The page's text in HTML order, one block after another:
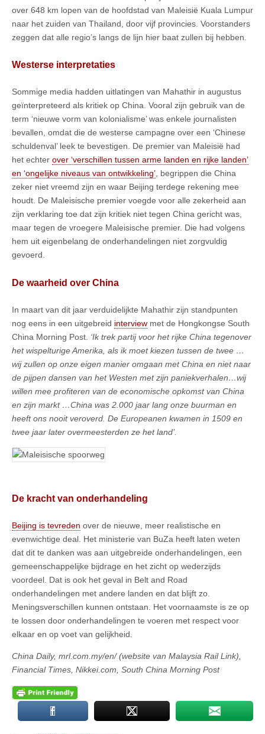
over 648 km lopen van de hoofdstad van Maleisië Kuala Lumpur
naar het zuiden van Thailand, door vijf provincies. Voorstanders
zeggen dat alle regio’s langs de lijn hier baat zullen bij hebben.
Westerse interpretaties
Sommige media hadden uitlatingen van Mahathir in augustus
geïnterpreteerd als kritiek op China. Vooral zijn gebruik van de
term ‘nieuwe vorm van kolonialisme’ was enkele journalisten
bevallen, omdat die de westerse campagne over een ‘Chinese
schuldenval’ leek te bevestigen. De premier van Maleisië had
het echter over ‘verschillen tussen arme landen en rijke landen’
en ‘ongelijke niveaus van ontwikkeling’, begrippen die China
zeker niet vreemd zijn en waar Beijing terdege rekening mee
houdt. De Maleisische premier voegde voor alle zekerheid aan
zijn verklaring toe dat zijn kritiek niet tegen China gericht was,
maar tegen de vroegere Maleisische premier. Die had volgens
hem uit eigenbelang de onderhandelingen niet zorgvuldig
gevoerd.
De waarheid over China
In maart van dit jaar verduidelijkte Mahathir zijn standpunten
nog eens in een uitgebreid interview met de Hongkongse South
China Morning Post. ‘Ik trek partij voor het rijke China tegenover
het wispelturige Amerika, als ik moet kiezen tussen de twee …
wij zullen op onze eigen manier omgaan met China en niet naar
de pijpen dansen van het Westen met zijn paniekverhalen…wij
willen mee profiteren van de economische opkomst van China
en zijn markt …China was 2.000 jaar lang onze buurman en
heeft ons nooit veroverd. De Europeanen kwamen in 1509 en
twee jaar later overmeesterden ze het land’.
De kracht van onderhandeling
Beijing is tevreden over de nieuwe, meer realistische en
evenwichtige deal. Het ministerie van BuZa heeft laten weten
dat dit te danken was aan uitgebreide onderhandelingen, een
gemeenschappelijke bijdrage en het zicht op wederzijds
voordeel. Dat is ook het geval in Belt and Road
onderhandelingen met andere landen en dat blijft zo.
Meningsverschillen kunnen ontstaan. Het voornaamste is ze op
te lossen door onderhandelingen te voeren met respect voor
elkaar en op voet van gelijkheid.
China Daily, mrl.com.my/en/ (website van Malaysia Rail Link),
Financial Times, Nikkei.com, South China Morning Post